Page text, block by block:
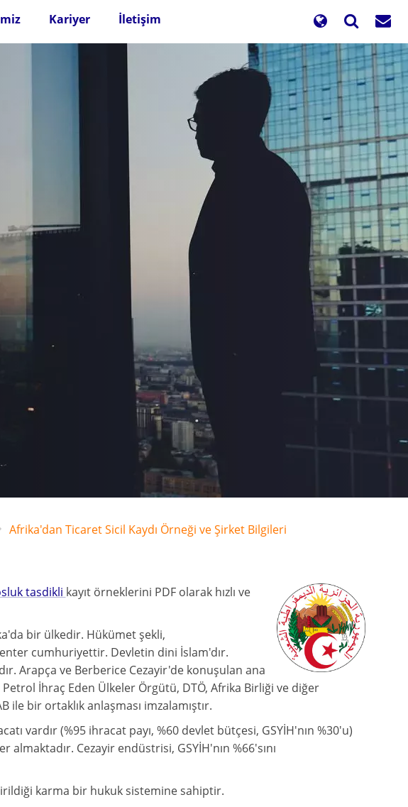
Kariyer İletişim
Afrika'dan Ticaret Sicil Kaydı Örneği ve Şirket Bilgileri
tasdikli kayıt örneklerini PDF olarak hızlı ve
bir ülkedir. Hükümet şekli,
cumhuriyettir. Devletin dini İslam'dır.
Arapça ve Berberice Cezayir'de konuşulan ana
İhraç Eden Ülkeler Örgütü, DTÖ, Afrika Birliği ve diğer
ile bir ortaklık anlaşması imzalamıştır.
vardır (%95 ihracat payı, %60 devlet bütçesi, GSYİH'nın %30'u)
Cezayir endüstrisi, GSYİH'nın %66'sını
karma bir hukuk sistemine sahiptir.